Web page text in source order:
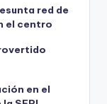
red de
el centro
en el